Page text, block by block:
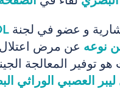
نوعه عن مرض اعتلال
توفير المعالجة
العصبي الوراثي